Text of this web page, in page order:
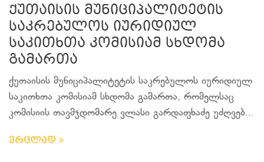
ქუთაისის მუნიციპალიტეტის
საკრებულოს იურიდიულ
საკითხთა კომისიამ სხდომა
გამართა
ქუთაისის მუნიციპალიტეტის საკრებულოს იურიდიულ
საკითხთა კომისიამ სხდომა გამართა, რომელსაც
კომისიის თავმჯდომარე ვლასი გარდაფხაძე უძღვებ...
ვრცლად